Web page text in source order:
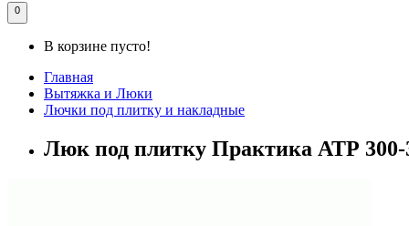
0
В корзине пусто!
Главная
Вытяжка и Люки
Лючки под плитку и накладные
Люк под плитку Практика АТР 300-